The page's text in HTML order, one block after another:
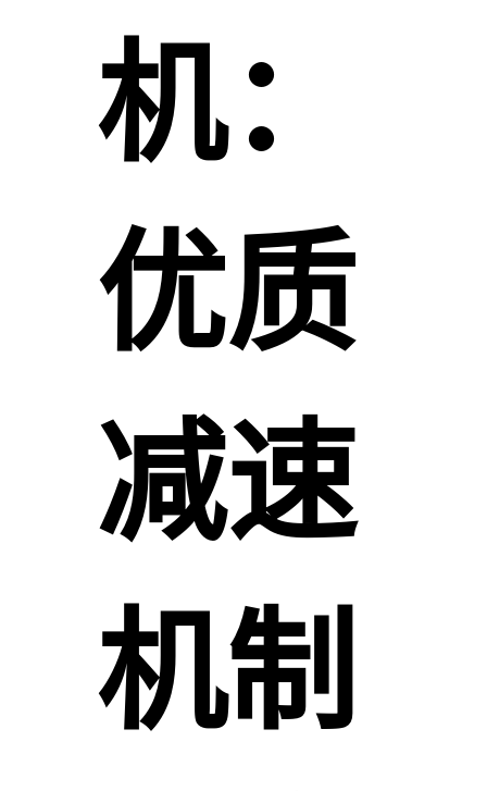
机：
优质
减速
机制